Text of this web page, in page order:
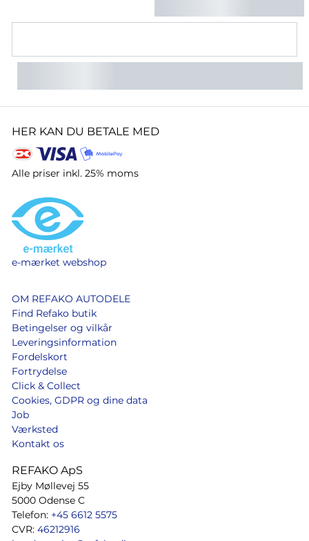
HER KAN DU BETALE MED
Alle priser inkl. 25% moms
e-mærket webshop
OM REFAKO AUTODELE
Find Refako butik
Betingelser og vilkår
Leveringsinformation
Fordelskort
Fortrydelse
Click & Collect
Cookies, GDPR og dine data
Job
Værksted
Kontakt os
REFAKO ApS
Ejby Møllevej 55
5000 Odense C
Telefon: +45 6612 5575
CVR: 46212916